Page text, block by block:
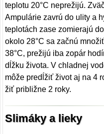
teplotu 20°C neprežijú.
Ampulárie zavrú do ulity a
teplotách zase zomierajú
okolo 28°C sa začnú
38°C, prežijú iba zopár
dĺžku života. V chladnej
môže predĺžiť život aj na 4
žiť približne 2 roky.
Slimáky a lieky